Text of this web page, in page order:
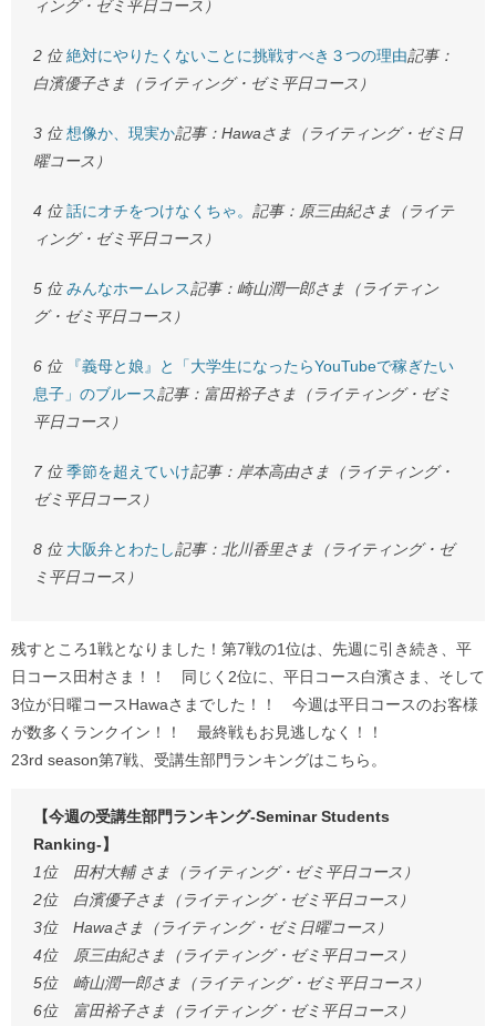
ィング・ゼミ平日コース）
2 位絶対にやりたくないことに挑戦すべき３つの理由記事：
白濱優子さま（ライティング・ゼミ平日コース）
3 位想像か、現実か記事：Hawaさま（ライティング・ゼミ日
曜コース）
4 位話にオチをつけなくちゃ。 記事：原三由紀さま（ライテ
ィング・ゼミ平日コース）
5 位みんなホームレス記事：崎山潤一郎さま（ライティン
グ・ゼミ平日コース）
6 位
『義母と娘』と「大学生になったらYouTubeで稼ぎたい
息子」のブルース記事：富田裕子さま（ライティング・ゼミ
平日コース）
7 位季節を超えていけ記事：岸本高由さま（ライティング・
ゼミ平日コース）
8 位 大阪弁とわたし記事：北川香里さま（ライティング・ゼ
ミ平日コース）
残すところ1戦となりました！第7戦の1位は、先週に引き続き、平
日コース田村さま！！ 同じく2位に、平日コース白濱さま、そして
3位が日曜コースHawaさまでした！！ 今週は平日コースのお客様
が数多くランクイン！！ 最終戦もお見逃しなく！！
23rd season第7戦、受講生部門ランキングはこちら。
【今週の受講生部門ランキング-Seminar Students
Ranking-】
1位 田村大輔 さま（ライティング・ゼミ平日コース）
2位 白濱優子さま（ライティング・ゼミ平日コース）
3位 Hawaさま（ライティング・ゼミ日曜コース）
4位 原三由紀さま（ライティング・ゼミ平日コース）
5位 崎山潤一郎さま（ライティング・ゼミ平日コース）
6位 富田裕子さま（ライティング・ゼミ平日コース）